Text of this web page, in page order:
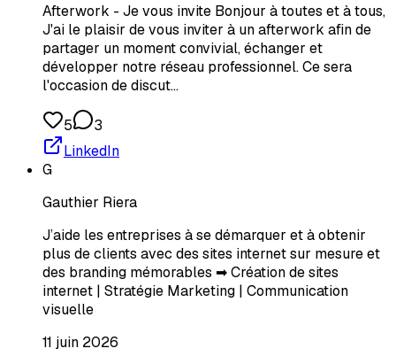
Afterwork - Je vous invite Bonjour à toutes et à tous,
J'ai le plaisir de vous inviter à un afterwork afin de
partager un moment convivial, échanger et
développer notre réseau professionnel. Ce sera
l'occasion de discut…
5
3
LinkedIn
G
Gauthier Riera
J’aide les entreprises à se démarquer et à obtenir
plus de clients avec des sites internet sur mesure et
des branding mémorables ➡ Création de sites
internet | Stratégie Marketing | Communication
visuelle
11 juin 2026